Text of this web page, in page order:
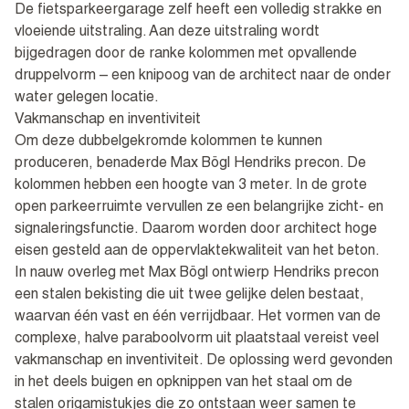
De fietsparkeergarage zelf heeft een volledig strakke en
vloeiende uitstraling. Aan deze uitstraling wordt
bijgedragen door de ranke kolommen met opvallende
druppelvorm – een knipoog van de architect naar de onder
water gelegen locatie.
Vakmanschap en inventiviteit
Om deze dubbelgekromde kolommen te kunnen
produceren, benaderde Max Bögl Hendriks precon. De
kolommen hebben een hoogte van 3 meter. In de grote
open parkeerruimte vervullen ze een belangrijke zicht- en
signaleringsfunctie. Daarom worden door architect hoge
eisen gesteld aan de oppervlaktekwaliteit van het beton.
In nauw overleg met Max Bögl ontwierp Hendriks precon
een stalen bekisting die uit twee gelijke delen bestaat,
waarvan één vast en één verrijdbaar. Het vormen van de
complexe, halve paraboolvorm uit plaatstaal vereist veel
vakmanschap en inventiviteit. De oplossing werd gevonden
in het deels buigen en opknippen van het staal om de
stalen origamistukjes die zo ontstaan weer samen te